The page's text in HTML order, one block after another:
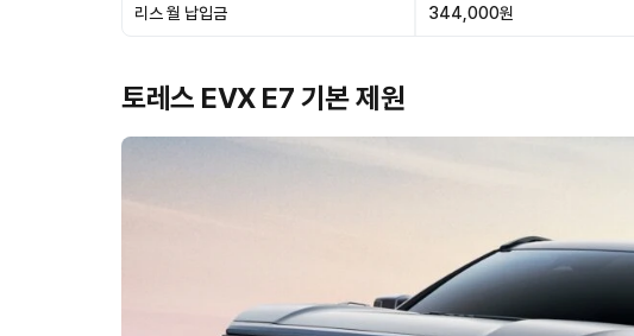
리스 월 납입금 344,000원
토레스 EVX E7 기본 제원